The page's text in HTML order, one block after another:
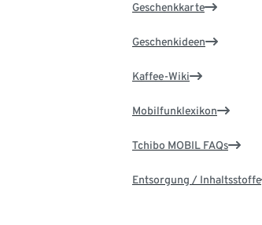
Geschenkkarte
Geschenkideen
Kaffee-Wiki
Mobilfunklexikon
Tchibo MOBIL FAQs
Entsorgung / Inhaltsstoffe